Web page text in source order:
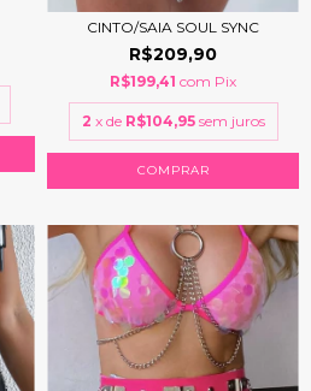
CINTO/SAIA SOUL SYNC
R$209,90
R$199,41 com Pix
2 x de R$104,95 sem juros